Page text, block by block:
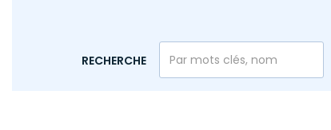
RECHERCHE